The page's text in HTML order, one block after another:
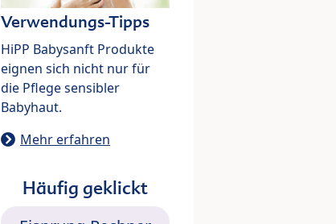
Verwendungs-Tipps
HiPP Babysanft Produkte
eignen sich nicht nur für
die Pflege sensibler
Babyhaut.
Mehr erfahren
Häufig geklickt